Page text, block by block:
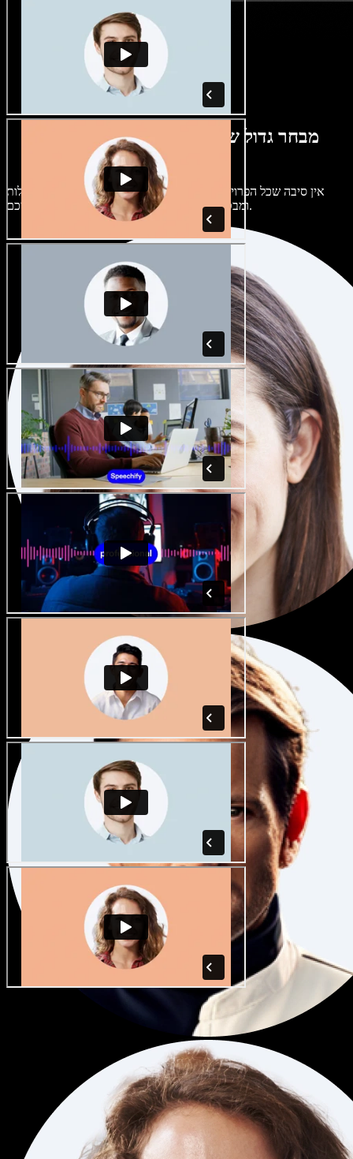
מבחר גדול של קולות נשים וגברים במגוון
מבטאים
אין סיבה שכל הפרויקטים יישמעו אותו דבר. בחרו מתוך מאות קולות
ומבטאים של בינה מלאכותית והתאימו אותם אליכם.